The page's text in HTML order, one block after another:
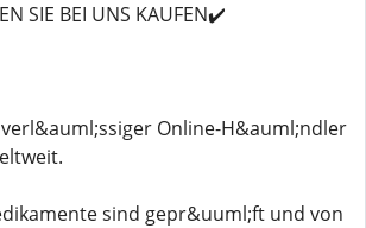
SIE BEI UNS KAUFEN✔️
Online-H&auml;ndler
sind gepr&uuml;ft und von